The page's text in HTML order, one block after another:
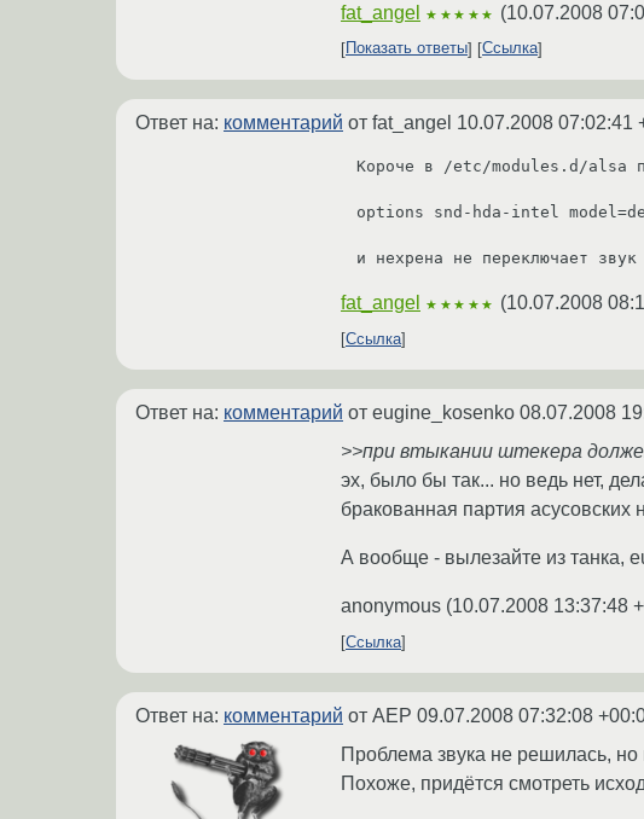
fat_angel ★★★★★ (10.07.2008
Показать ответы Ссылка
Ответ на: комментарий от fat_angel 10.07.2008 07:02:41
Короче в /etc/modules.d/alsa
options snd-hda-intel
и нехрена не переключает
fat_angel ★★★★★ (10.07.2008
Ссылка
Ответ на: комментарий от eugine_kosenko 08.07.2008
>>при втыкании штекера
эх, было бы так... но ведь нет,
бракованная партия асусовских
А вообще - вылезайте из танка,
anonymous (10.07.2008 13:37:48
Ссылка
Ответ на: комментарий от AEP 09.07.2008 07:32:08
Проблема звука не решилась,
Похоже, придётся смотреть